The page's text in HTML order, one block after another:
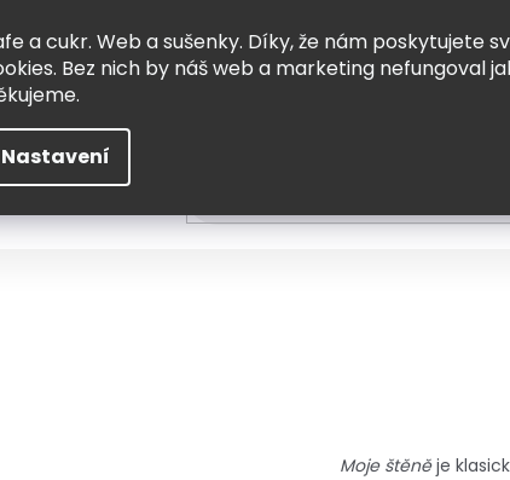
a cukr. Web a sušenky. Díky, že nám poskytujete
Bez nich by náš web a marketing nefungoval
Nastavení
Moje štěněje